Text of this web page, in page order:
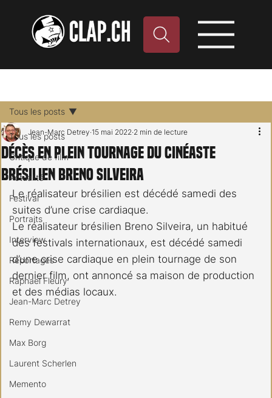
Tous les posts
Critique de film
Actualité
Festival
Portraits
Interview
Reportages
Raphael Fleury
Jean-Marc Detrey
Remy Dewarrat
Max Borg
Laurent Scherlen
Memento
Tous les posts
Décès en plein tournage du cinéaste
brésilien Breno Silveira
Jean-Marc Detrey 15 mai 2022 2 min de lecture
Le réalisateur brésilien est décédé samedi des
suites d’une crise cardiaque.
Le réalisateur brésilien Breno Silveira, un habitué
des festivals internationaux, est décédé samedi
d’une crise cardiaque en plein tournage de son
dernier film, ont annoncé sa maison de production
et des médias locaux.